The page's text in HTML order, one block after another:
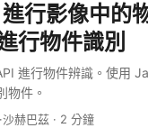
行影像中的
行物件識別
進行物件辨識。使用
物件。
沙赫巴茲 · 2 分鐘